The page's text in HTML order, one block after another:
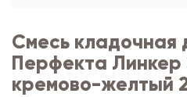
Смесь кладочная
Перфекта Линкер
кремово-желтый